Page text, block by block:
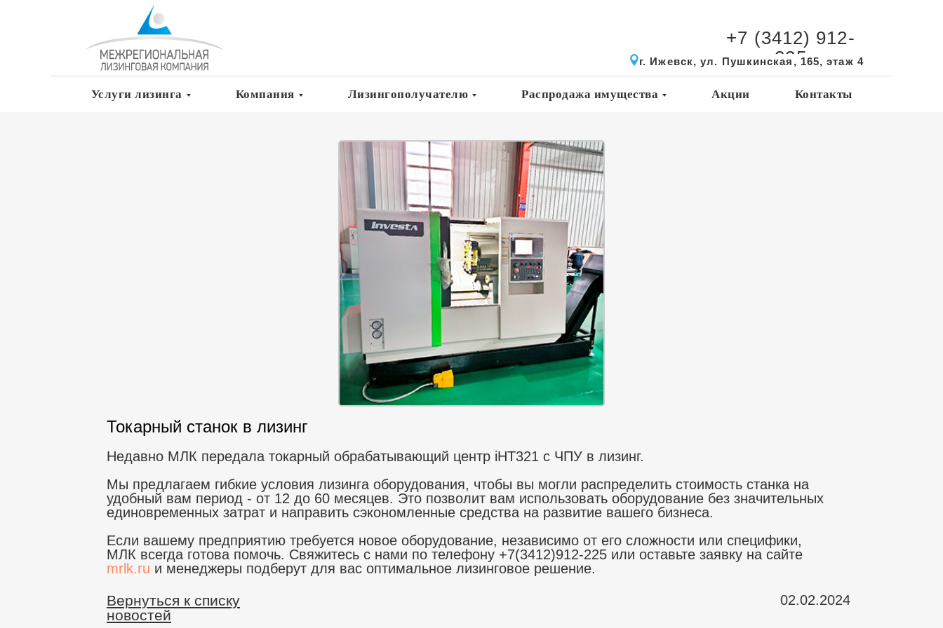
+7 (3412) 912-
225
г. Ижевск, ул. Пушкинская, 165, этаж 4
Услуги лизинга Компания Лизингополучателю Распродажа имущества Акции Контакты
Недавно МЛК передала токарный обрабатывающий центр iHT321 с ЧПУ в лизинг.
Мы предлагаем гибкие условия лизинга оборудования, чтобы вы могли распределить стоимость станка на
удобный вам период - от 12 до 60 месяцев. Это позволит вам использовать оборудование без значительных
единовременных затрат и направить сэкономленные средства на развитие вашего бизнеса.
Если вашему предприятию требуется новое оборудование, независимо от его сложности или специфики,
МЛК всегда готова помочь. Свяжитесь с нами по телефону +7(3412)912-225 или оставьте заявку на сайте
mrlk.ru и менеджеры подберут для вас оптимальное лизинговое решение.
02.02.2024
Токарный станок в лизинг
Вернуться к списку
новостей